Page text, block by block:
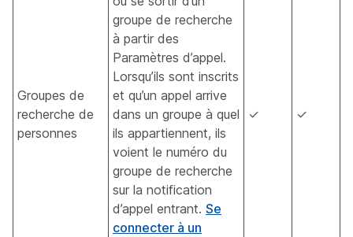
Groupes de
recherche de
personnes
groupe de recherche
à partir des
Paramètres d’appel.
Lorsqu’ils sont inscrits
et qu’un appel arrive
dans un groupe à quel
ils appartiennent, ils
voient le numéro du
groupe de recherche
sur la notification
d’appel entrant. Se
connecter à un
✓ ✓